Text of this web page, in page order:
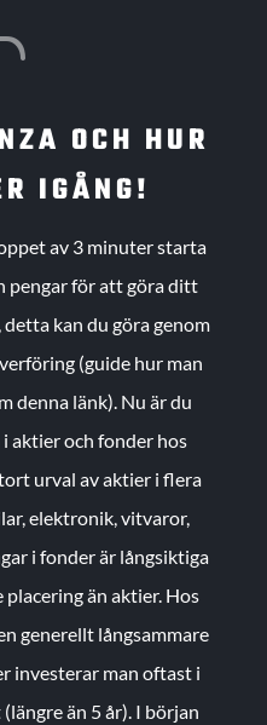
OCH HUR
IGÅNG!
av 3 minuter starta
pengar för att göra ditt
kan du göra genom
(guide hur man
denna länk). Nu är du
aktier och fonder hos
urval av aktier i flera
elektronik, vitvaror,
i fonder är långsiktiga
placering än aktier. Hos
generellt långsammare
investerar man oftast i
än 5 år). I början